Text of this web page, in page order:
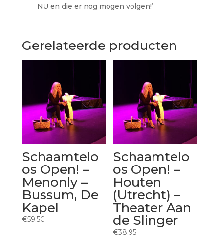
NU en die er nog mogen volgen!’
Gerelateerde producten
Schaamtelo
os Open! –
Menonly –
Bussum, De
Kapel
€59.50
Schaamtelo
os Open! –
Houten
(Utrecht) –
Theater Aan
de Slinger
€38.95